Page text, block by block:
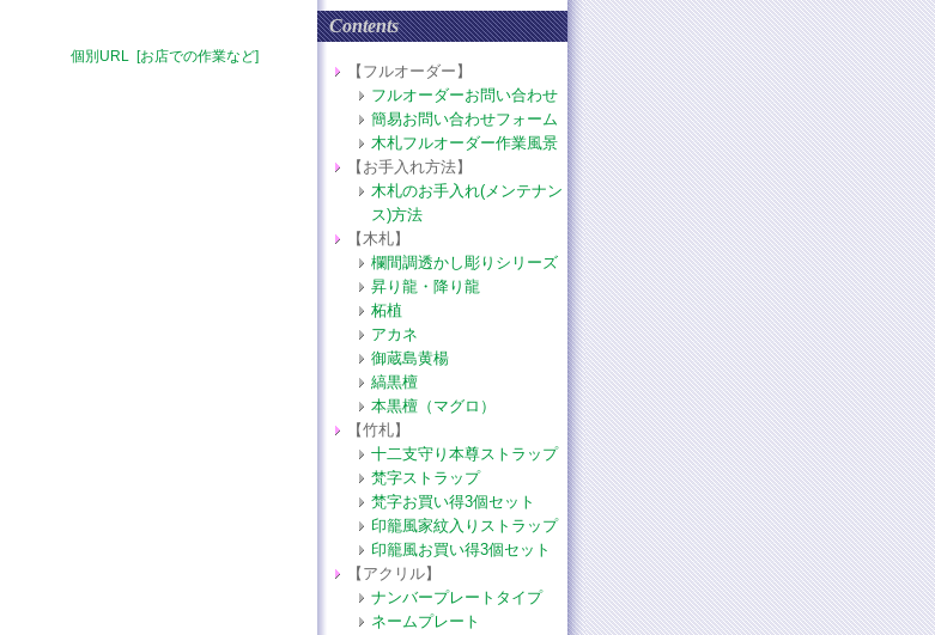
個別URL [お店での作業など]
Contents
【フルオーダー】
フルオーダーお問い合わせ
簡易お問い合わせフォーム
木札フルオーダー作業風景
【お手入れ方法】
木札のお手入れ(メンテナン
ス)方法
【木札】
欄間調透かし彫りシリーズ
昇り龍・降り龍
柘植
アカネ
御蔵島黄楊
縞黒檀
本黒檀（マグロ）
【竹札】
十二支守り本尊ストラップ
梵字ストラップ
梵字お買い得3個セット
印籠風家紋入りストラップ
印籠風お買い得3個セット
【アクリル】
ナンバープレートタイプ
ネームプレート